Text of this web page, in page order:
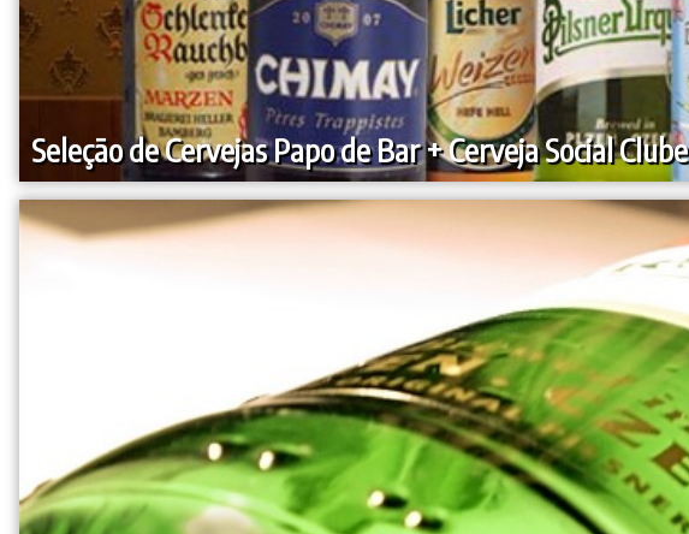
Seleção de Cervejas Papo de Bar + Cerveja Social Clube